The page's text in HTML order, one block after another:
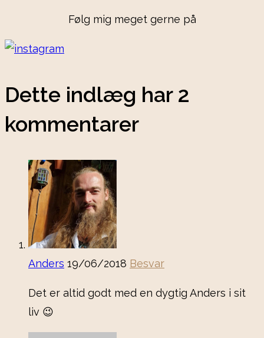
Følg mig meget gerne på
Dette indlæg har 2
kommentarer
Anders 19/06/2018 Besvar
Det er altid godt med en dygtig Anders i sit
liv 😉